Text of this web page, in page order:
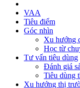
VAA
Tiêu điểm
Góc nhìn
Xu hướng
Học từ
Tư vấn tiêu dùng
Đánh giá
Tiêu dùng
Xu hướng thị